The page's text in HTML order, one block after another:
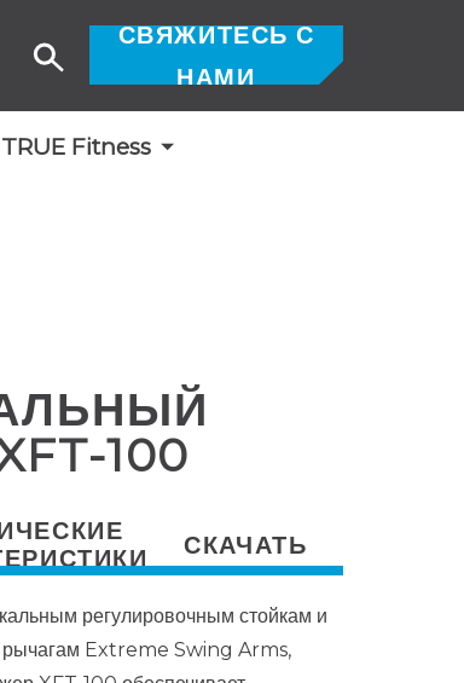
Fitness
СВЯЖИТЕСЬ С
НАМИ
Поиск
100
СКАЧАТЬ
регулировочным стойкам и
рычагам Extreme Swing Arms,